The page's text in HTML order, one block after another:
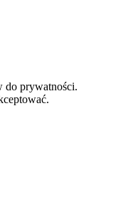
do prywatności.